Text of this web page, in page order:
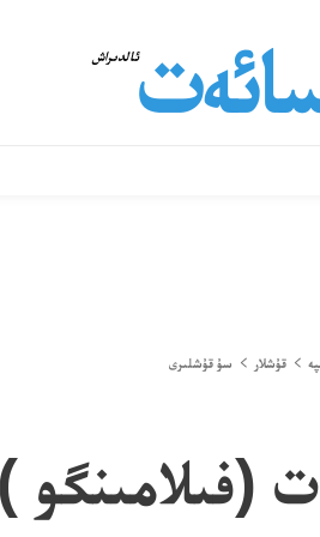
ئالدىراش
قۇشلار سۇ قۇشلىرى
(فىلامىنگو )